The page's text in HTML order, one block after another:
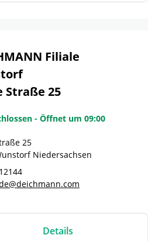
Filiale
Straße 25
- Öffnet um 09:00
25
Niedersachsen
Details